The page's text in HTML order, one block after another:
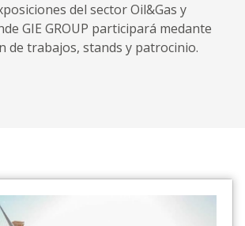
del sector Oil&Gas y
GIE GROUP participará medante
de trabajos, stands y patrocinio.